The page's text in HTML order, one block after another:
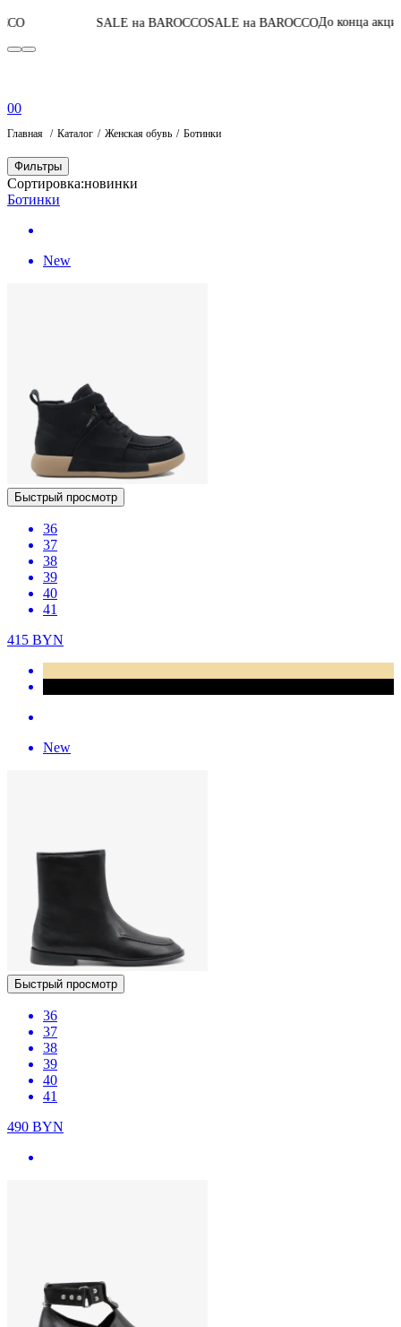
SALE на BAROCCO SALE на BAROCCO До конца акции05:18:26:06
00
Главная Каталог Женская обувь Ботинки
Фильтры
Сортировка:новинки
Ботинки
New
Быстрый просмотр
36
37
38
39
40
41
415 BYN
New
Быстрый просмотр
36
37
38
39
40
41
490 BYN